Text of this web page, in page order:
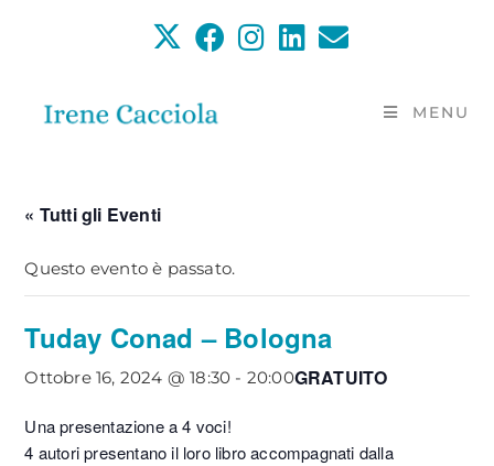
MENU
« Tutti gli Eventi
Questo evento è passato.
Tuday Conad – Bologna
Ottobre 16, 2024 @ 18:30 - 20:00GRATUITO
Una presentazione a 4 voci!
4 autori presentano il loro libro accompagnati dalla